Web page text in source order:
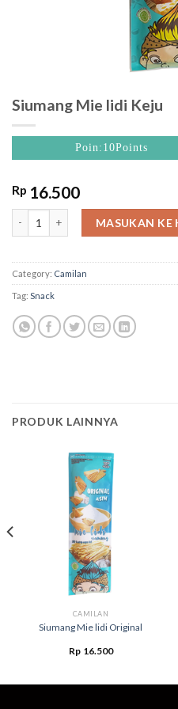
Siumang Mie lidi Keju
Poin:10Points
Rp 16.500
MASUKAN KE
Category: Camilan
Tag: Snack
PRODUK LAINNYA
CAMILAN
Siumang Mie lidi Original
Rp 16.500